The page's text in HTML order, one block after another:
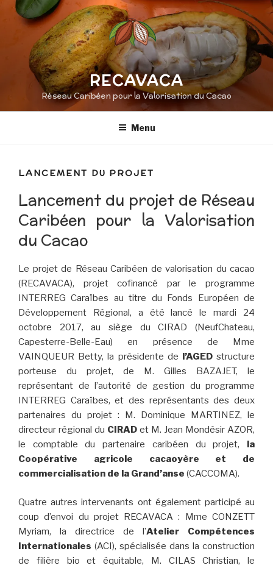
Aller
principal
RECAVACA
Réseau Caribéen pour la Valorisation du Cacao
Menu
LANCEMENT DU PROJET
Lancement du projet de Réseau
Caribéen pour la Valorisation
du Cacao
Le projet de Réseau Caribéen de valorisation du cacao
(RECAVACA), projet cofinancé par le programme
INTERREG Caraïbes au titre du Fonds Européen de
Développement Régional, a été lancé le mardi 24
octobre 2017, au siège du CIRAD (NeufChateau,
Capesterre-Belle-Eau) en présence de Mme
VAINQUEUR Betty, la présidente de l’AGEDstructure
porteuse du projet, de M. Gilles BAZAJET, le
représentant de l’autorité de gestion du programme
INTERREG Caraïbes, et des représentants des deux
partenaires du projet : M. Dominique MARTINEZ, le
directeur régional du CIRAD et M. Jean Mondésir AZOR,
le comptable du partenaire caribéen du projet, la
Coopérative agricole cacaoyère et de
commercialisation de la Grand’anse (CACCOMA).
Quatre autres intervenants ont également participé au
coup d’envoi du projet RECAVACA : Mme CONZETT
Myriam, la directrice de l’Atelier Compétences
Internationales (ACI), spécialisée dans la construction
de filière bio et équitable, M. CILAS Christian, le